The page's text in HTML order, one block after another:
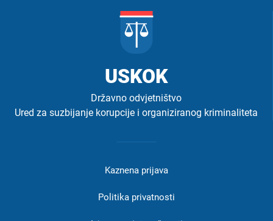
USKOK
Državno odvjetništvo
Ured za suzbijanje korupcije i organiziranog kriminaliteta
Kaznena prijava
Politika privatnosti